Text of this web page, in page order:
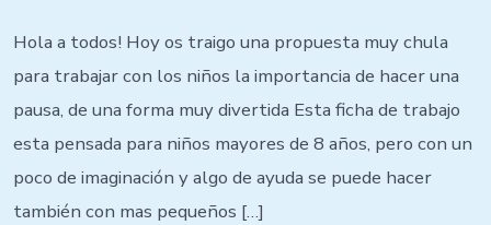
Hola a todos! Hoy os traigo una propuesta muy chula
para trabajar con los niños la importancia de hacer una
pausa, de una forma muy divertida Esta ficha de trabajo
esta pensada para niños mayores de 8 años, pero con un
poco de imaginación y algo de ayuda se puede hacer
también con mas pequeños […]